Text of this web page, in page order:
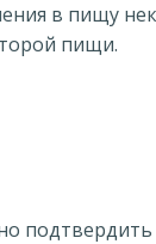
в пищу
пищи.
подтвердить